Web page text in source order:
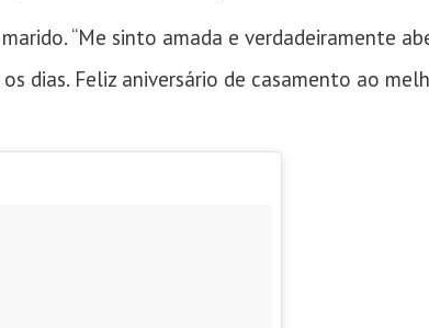
“Me sinto amada e verdadeiramente
dias. Feliz aniversário de casamento ao